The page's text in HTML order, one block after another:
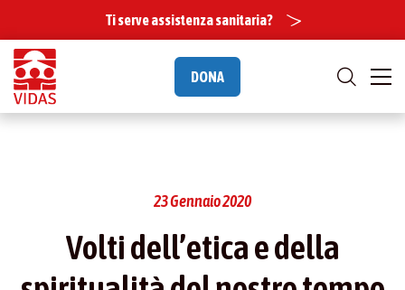
Ti serve assistenza sanitaria?
DONA
23 Gennaio 2020
Volti dell’etica e della